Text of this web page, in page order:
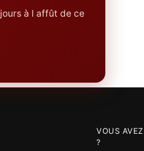
à l affût de ce
VOUS
?